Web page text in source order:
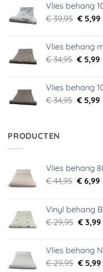
€
Vlies behang
€39,95
€
€5,99
Vlies behang
€34,95
€
€5,99
Vlies behang
€34,95 €5,99
PRODUCTEN
Vlies behang
€44,95
€
€6,99
Vinyl behang
€29,95
€
€3,99
Vlies behang
€29,95 €5,99